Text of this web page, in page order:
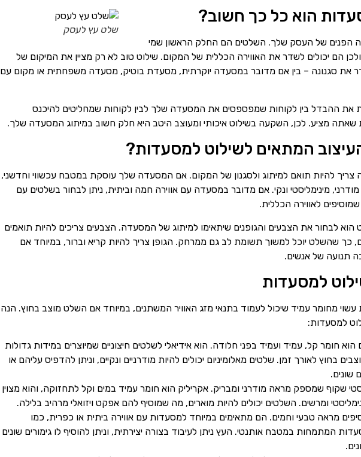
שלט עץ לעסק
הוא כל כך חשוב?
הפנים של העסק שלך. השלטים הם החלק הראשון שמי
הם יכולים לשדר את האווירה הכללית של המקום. שילוט טוב לא רק מציין את המיקום של
את סגנונה – בין אם מדובר במסעדה יוקרתית, מסעדת בוטיק, מסעדה משפחתית או מקום עם
את ההבדל בין לקוחות שמפספסים את המסעדה שלך לבין לקוחות שמחליטים להיכנס
שאתה מציע. לכן, השקעה בשילוט איכותי ומעוצב היטב היא חלק חשוב במיתוג המסעדה שלך.
המתאים לשילוט למסעדות?
להיות תואם למיתוג ולסגנון של המקום. אם המסעדה שלך עוסקת במטבח עכשווי וחדשני,
מינימליסטי ונקי. אם מדובר במסעדה עם אווירה חמה וביתית, ניתן לבחור בשלטים עם
שמוסיפים לאווירה הכללית.
לבחור את הצבעים והגופנים שיתאימו למיתוג של המסעדה. הצבעים צריכים להיות תואמים
כך שהשלט יוכל למשוך תשומת לב גם ממרחק. הגופן צריך להיות קריא וברור, במיוחד אם
תנועה של אנשים.
למסעדות
עשוי מחומר עמיד שיכול לעמוד בתנאי מזג האוויר המשתנים, במיוחד אם השלט מוצב בחוץ. הנה
למסעדות:
הוא חומר קל, עמיד ועמיד בפני חלודה. הוא אידיאלי לשלטים חיצוניים שמיוצרים במידות גדולות
בחוץ לאורך זמן. שלטים מאלומיניום יכולים להיות מודרניים ונקיים, וניתן להדפיס עליהם או
שונים.
שקוף שמספק מראה מודרני ומבריק. אקריליק הוא חומר עמיד במים וקל לתחזוקה, והוא מצוין
ומרשים. השלטים יכולים להיות מוארים, מה שמוסיף להם אפקט ויזואלי מרהיב בלילה.
מראה טבעי וחמים. הם מתאימים במיוחד למסעדות עם אווירה ביתית או כפרית, כמו
המתמחות במטבח אותנטי. העץ ניתן לעיבוד בצורה יצירתית, וניתן להוסיף לו גימורים שונים